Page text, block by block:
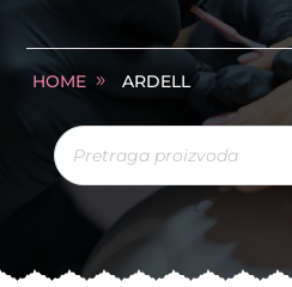
HOME ARDELL
Products
search